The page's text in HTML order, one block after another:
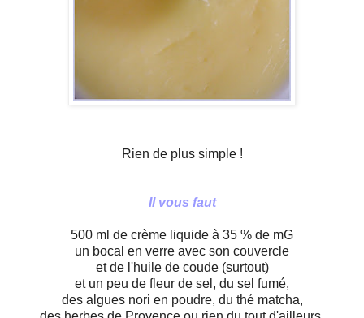
Rien de plus simple !
Il vous faut
500 ml de crème liquide à 35 % de mG
un bocal en verre avec son couvercle
et de l'huile de coude (surtout)
et un peu de fleur de sel, du sel fumé,
des algues nori en poudre, du thé matcha,